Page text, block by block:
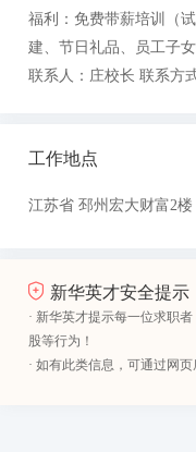
福利：免费带薪培训（
建、节日礼品、员工子
联系人：庄校长 联系方
工作地点
江苏省 邳州宏大财富2楼
新华英才安全提示
· 新华英才提示每一位求职
股等行为！
· 如有此类信息，可通过网